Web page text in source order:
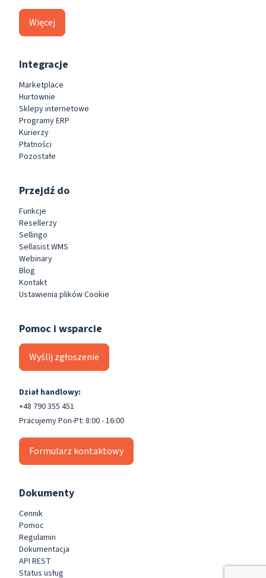
Więcej
Integracje
Marketplace
Hurtownie
Sklepy internetowe
Programy ERP
Kurierzy
Płatności
Pozostałe
Przejdź do
Funkcje
Resellerzy
Sellingo
Sellasist WMS
Webinary
Blog
Kontakt
Ustawienia plików Cookie
Pomoc i wsparcie
Wyślij zgłoszenie
Dział handlowy:
+48 790 355 451
Pracujemy Pon-Pt: 8:00 - 16:00
Formularz kontaktowy
Dokumenty
Cennik
Pomoc
Regulamin
Dokumentacja
API REST
Status usług